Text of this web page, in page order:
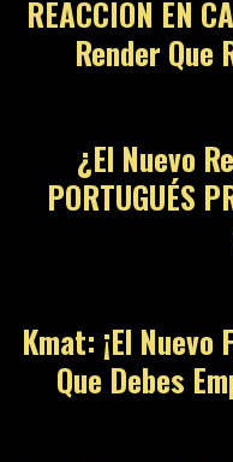
REACCIÓN EN
Render Que
¿El Nuevo
PORTUGUÉS
Kmat: ¡El Nuevo
Que Debes